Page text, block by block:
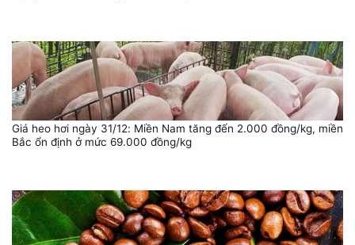
Giá heo hơi ngày 31/12: Miền Nam tăng đến 2.000 đồng/kg, miền
Bắc ổn định ở mức 69.000 đồng/kg